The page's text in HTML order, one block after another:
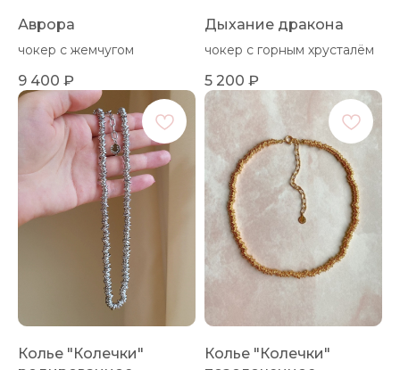
Аврора
чокер с жемчугом
9 400 ₽
Дыхание дракона
чокер с горным хрусталём
5 200 ₽
Колье "Колечки"
Колье "Колечки"